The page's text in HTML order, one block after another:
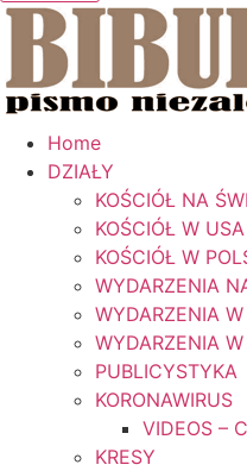
Home
DZIAŁY
KOŚCIÓŁ NA
KOŚCIÓŁ W USA
KOŚCIÓŁ W
WYDARZENIA
WYDARZENIA
WYDARZENIA
PUBLICYSTYKA
KORONAWIRUS
VIDEOS –
KRESY